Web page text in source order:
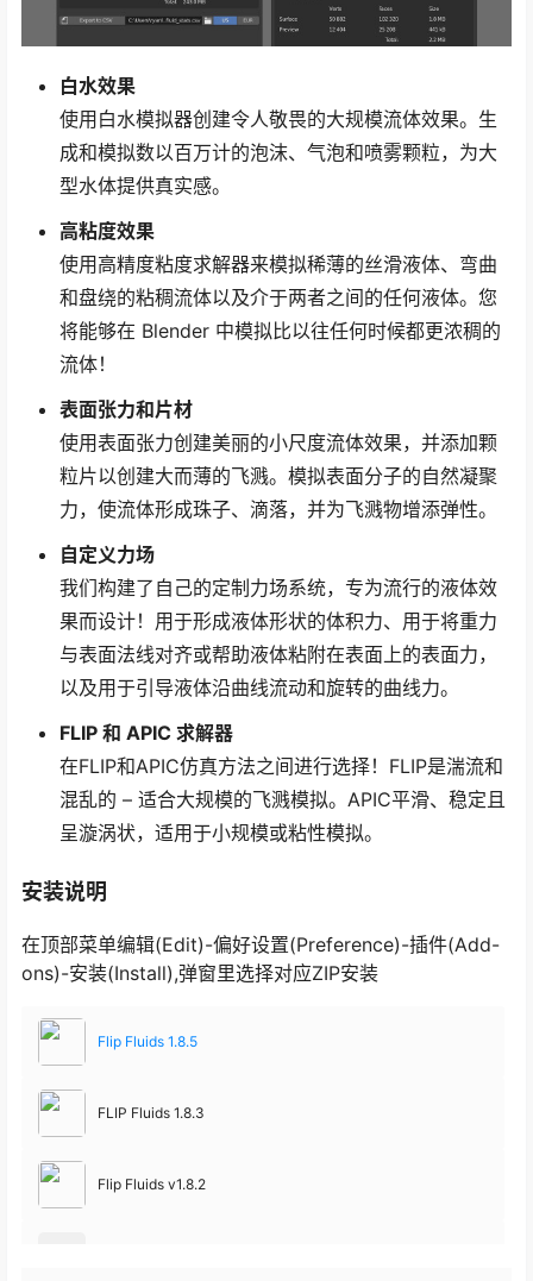
白水效果
使用白水模拟器创建令人敬畏的大规模流体效果。生
成和模拟数以百万计的泡沫、气泡和喷雾颗粒，为大
型水体提供真实感。
高粘度效果
使用高精度粘度求解器来模拟稀薄的丝滑液体、弯曲
和盘绕的粘稠流体以及介于两者之间的任何液体。您
将能够在 Blender 中模拟比以往任何时候都更浓稠的
流体！
表面张力和片材
使用表面张力创建美丽的小尺度流体效果，并添加颗
粒片以创建大而薄的飞溅。模拟表面分子的自然凝聚
力，使流体形成珠子、滴落，并为飞溅物增添弹性。
自定义力场
我们构建了自己的定制力场系统，专为流行的液体效
果而设计！用于形成液体形状的体积力、用于将重力
与表面法线对齐或帮助液体粘附在表面上的表面力，
以及用于引导液体沿曲线流动和旋转的曲线力。
FLIP 和 APIC 求解器
在FLIP和APIC仿真方法之间进行选择！FLIP是湍流和
混乱的 – 适合大规模的飞溅模拟。APIC平滑、稳定且
呈漩涡状，适用于小规模或粘性模拟。
安装说明
在顶部菜单编辑(Edit)-偏好设置(Preference)-插件(Add-
ons)-安装(Install),弹窗里选择对应ZIP安装
Flip Fluids 1.8.5
FLIP Fluids 1.8.3
Flip Fluids v1.8.2